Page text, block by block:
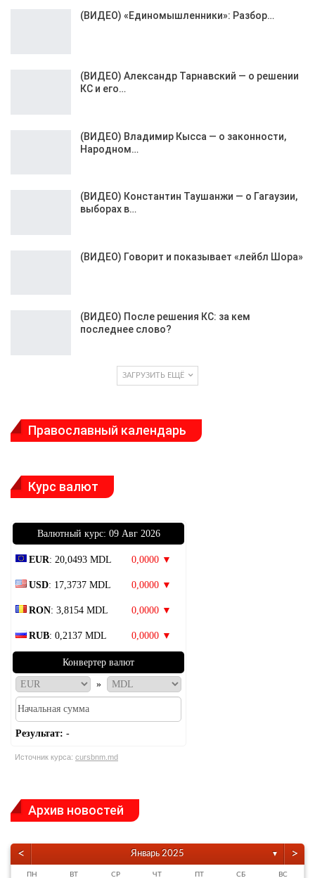
(ВИДЕО) «Единомышленники»: Разбор…
(ВИДЕО) Александр Тарнавский — о решении
КС и его…
(ВИДЕО) Владимир Кысса — о законности,
Народном…
(ВИДЕО) Константин Таушанжи — о Гагаузии,
выборах в…
(ВИДЕО) Говорит и показывает «лейбл Шора»
(ВИДЕО) После решения КС: за кем
последнее слово?
ЗАГРУЗИТЬ ЕЩЁ
Православный календарь
Курс валют
Bалютный курс: 09 Авг 2026
EUR: 20,0493 MDL 0,0000 ▼
USD: 17,3737 MDL 0,0000 ▼
RON: 3,8154 MDL 0,0000 ▼
RUB: 0,2137 MDL 0,0000 ▼
Конвертер валют
»
Результат: -
Источник курса: cursbnm.md
Архив новостей
< Январь 2025 ▼ >
ПН ВТ СР ЧТ ПТ СБ ВС